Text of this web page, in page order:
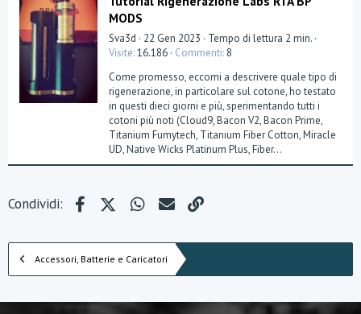
MODS
Sva3d 22 Gen 2023
Tempo di lettura 2 min.
Visite 16.186 Commenti 8
Come promesso, eccomi a descrivere quale tipo di
rigenerazione, in particolare sul cotone, ho testato
in questi dieci giorni e più, sperimentando tutti i
cotoni più noti (Cloud9, Bacon V2, Bacon Prime,
Titanium Fumytech, Titanium Fiber Cotton, Miracle
UD, Native Wicks Platinum Plus, Fiber...
Condividi: FacebookX (Twitter)WhatsApp
e-mail
Accessori, Batterie e Caricatori